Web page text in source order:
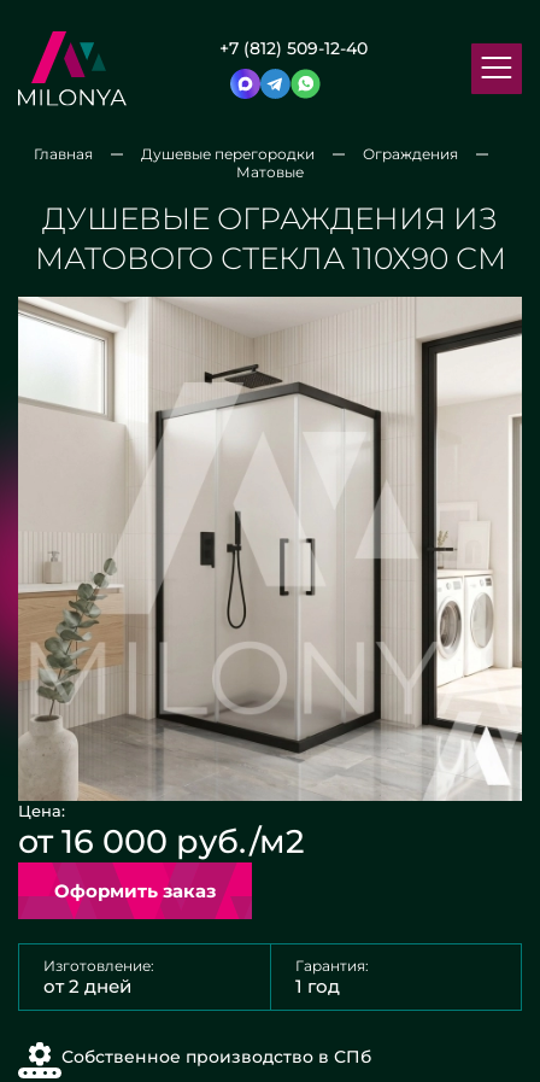
+7 (812) 509-12-40
Главная Душевые перегородки
Ограждения
Матовые
ДУШЕВЫЕ ОГРАЖДЕНИЯ ИЗ
МАТОВОГО СТЕКЛА 110Х90 СМ
Цена:
от 16 000 руб./м2
Оформить заказ
Изготовление:
от 2 дней
Гарантия:
1 год
Собственное производство в СПб